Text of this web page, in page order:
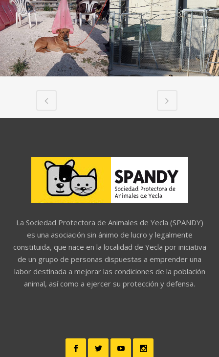
La Sociedad Protectora de Animales de Yecla (SPANDY)
es una asociación sin ánimo de lucro y legalmente
constituida, que nace en la localidad de Yecla por iniciativa
de un grupo de personas dispuestas a emprender una
labor destinada a mejorar las condiciones de la población
animal, así como a ejercer su protección y defensa.